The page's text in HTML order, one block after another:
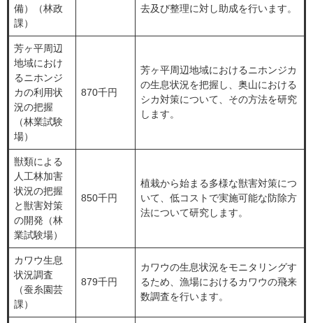
備）（林政
課）
去及び整理に対し助成を行います。
芳ヶ平周辺
地域におけ
るニホンジ
カの利用状
況の把握
（林業試験
場）
870千円
芳ヶ平周辺地域におけるニホンジカ
の生息状況を把握し、奥山における
シカ対策について、その方法を研究
します。
獣類による
人工林加害
状況の把握
と獣害対策
の開発（林
業試験場）
850千円
植栽から始まる多様な獣害対策につ
いて、低コストで実施可能な防除方
法について研究します。
カワウ生息
状況調査
（蚕糸園芸
課）
879千円
カワウの生息状況をモニタリングす
るため、漁場におけるカワウの飛来
数調査を行います。